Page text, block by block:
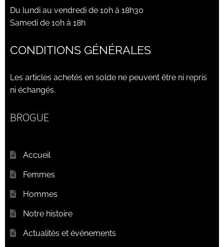
Du lundi au vendredi de 10h à 18h30
Samedi de 10h à 18h
CONDITIONS GÉNÉRALES
Les articles achetés en solde ne peuvent être ni repris
ni échangés.
BROGUE
Accueil
Femmes
Hommes
Notre histoire
Actualités et événements